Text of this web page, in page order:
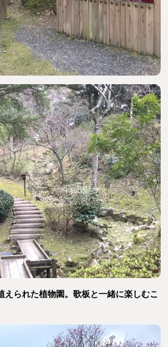
えられた植物園。歌板と一緒に楽しむこ